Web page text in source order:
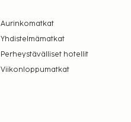
Aurinkomatkat
Yhdistelmämatkat
Perheystävälliset hotellit
Viikonloppumatkat